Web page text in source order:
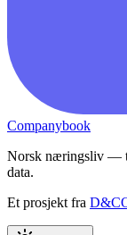
Companybook
Norsk næringsliv —
data.
Et prosjekt fra